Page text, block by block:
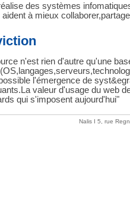
des systèmes
à mieux
n'est rien d'autre qu'une
l'émergence de
valeur d'usage du web
qui s'imposent aujourd'hui"
Nalis I 5, rue